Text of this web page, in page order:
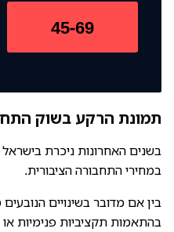
45-69
תמונת הרקע בשוק
בשנים האחרונות ניכרת
במחירי התחבורה הציבורית.
בין אם מדובר בשינויים
בהתאמות תקציביות פנימיות או